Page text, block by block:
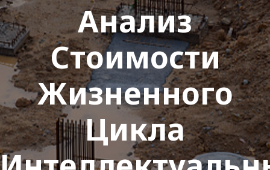
Анализ
Стоимости
Жизненного
Цикла